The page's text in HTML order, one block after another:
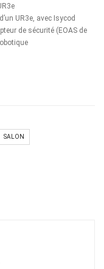
UR3e, avec Isycod
de sécurité (EOAS de
SALON